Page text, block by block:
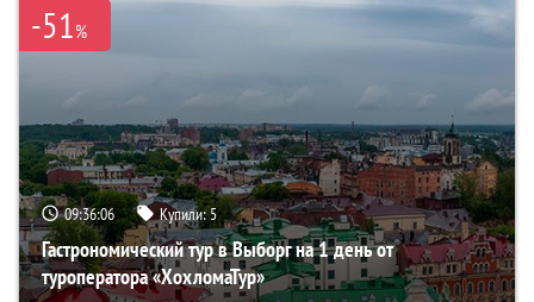
-51%
09:36:04 Купили:5
Гастрономический тур в Выборг на 1 день от
туроператора «ХохломаТур»